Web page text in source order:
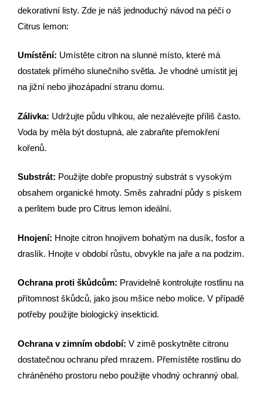
dekorativní listy. Zde je náš jednoduchý návod na péči o
Citrus lemon:
Umístění: Umístěte citron na slunné místo, které má
dostatek přímého slunečního světla. Je vhodné umístit jej
na jižní nebo jihozápadní stranu domu.
Zálivka: Udržujte půdu vlhkou, ale nezalévejte příliš často.
Voda by měla být dostupná, ale zabraňte přemokření
kořenů.
Substrát: Použijte dobře propustný substrát s vysokým
obsahem organické hmoty. Směs zahradní půdy s pískem
a perlitem bude pro Citrus lemon ideální.
Hnojení: Hnojte citron hnojivem bohatým na dusík, fosfor a
draslík. Hnojte v období růstu, obvykle na jaře a na podzim.
Ochrana proti škůdcům: Pravidelně kontrolujte rostlinu na
přítomnost škůdců, jako jsou mšice nebo molice. V případě
potřeby použijte biologický insekticid.
Ochrana v zimním období: V zimě poskytněte citronu
dostatečnou ochranu před mrazem. Přemístěte rostlinu do
chráněného prostoru nebo použijte vhodný ochranný obal.